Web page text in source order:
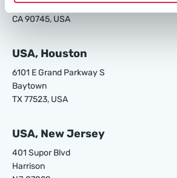
Carson
CA 90745, USA
USA, Houston
6101 E Grand Parkway S
Baytown
TX 77523, USA
USA, New Jersey
401 Supor Blvd
Harrison